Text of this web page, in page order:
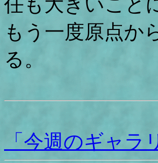
もう一度原点か
る。
「今週のギャラ